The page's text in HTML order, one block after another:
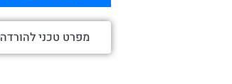
מפרט טכני להורדה